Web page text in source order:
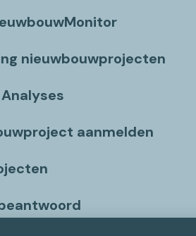
nieuwbouwprojecten
aanmelden